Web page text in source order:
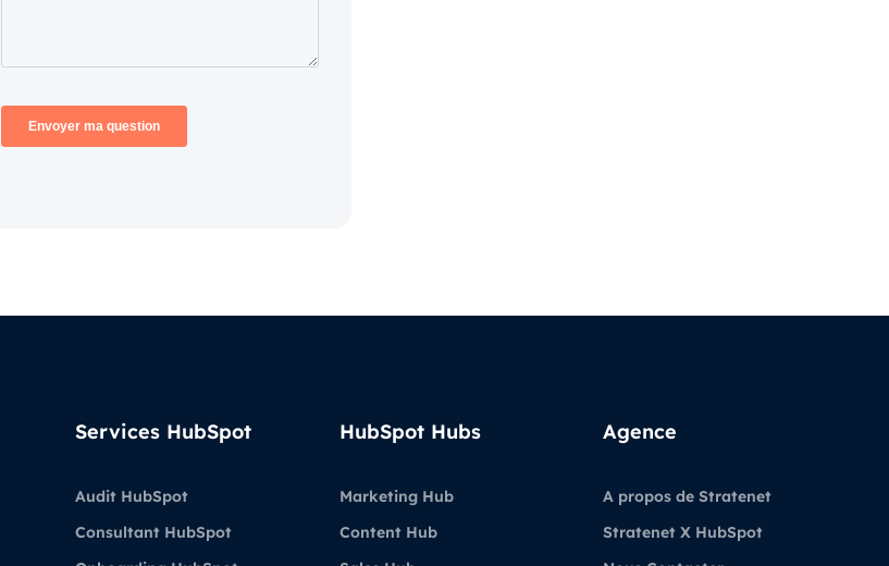
Services HubSpot
Audit HubSpot
Consultant HubSpot
HubSpot Hubs
Marketing Hub
Content Hub
Agence
A propos de Stratenet
Stratenet X HubSpot